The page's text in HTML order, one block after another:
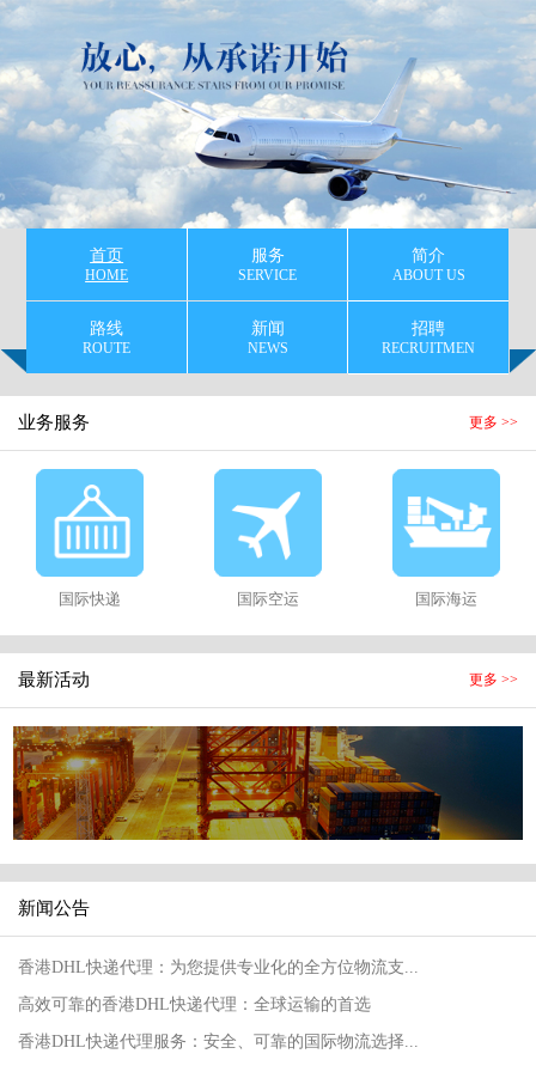
首页
HOME
服务
SERVICE
简介
ABOUT US
路线
ROUTE
新闻
NEWS
招聘
RECRUITMEN
业务服务 更多 >>
国际快递 国际空运 国际海运
最新活动 更多 >>
新闻公告
香港DHL快递代理：为您提供专业化的全方位物流支...
高效可靠的香港DHL快递代理：全球运输的首选
香港DHL快递代理服务：安全、可靠的国际物流选择...